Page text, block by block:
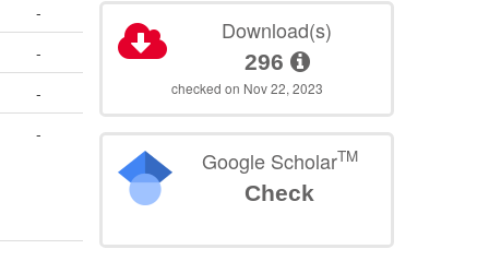
-
-
-
-
Download(s)
296
checked on Nov 22, 2023
Google ScholarTM
Check